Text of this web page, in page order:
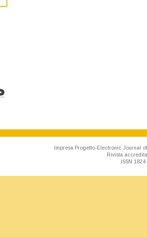
Impresa Progetto-Electronic Journal
Rivista
ISSN